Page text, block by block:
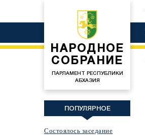
НАРОДНОЕ
СОБРАНИЕ
ПАРЛАМЕНТ РЕСПУБЛИКИ
АБХАЗИЯ
ПОПУЛЯРНОЕ
Состоялось заседание